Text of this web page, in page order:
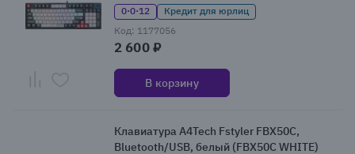
0·0·12
Кредит для юрлиц
Код: 1177056
2 600 ₽
В корзину
Клавиатура A4Tech Fstyler FBX50C,
Bluetooth/USB, белый (FBX50C WHITE)